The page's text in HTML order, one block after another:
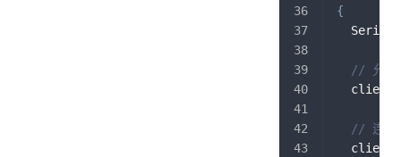
{
  Serial
// 允许
  client
// 连接
  client